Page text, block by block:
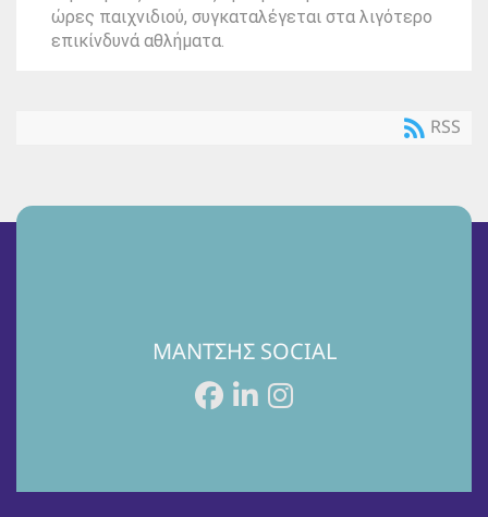
ώρες παιχνιδιού, συγκαταλέγεται στα λιγότερο
επικίνδυνά αθλήματα.
RSS
ΜΑΝΤΣΗΣ SOCIAL